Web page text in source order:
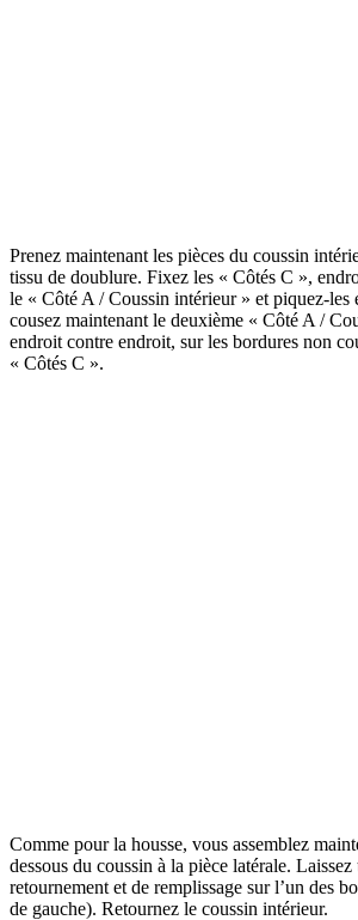
Prenez maintenant les pièces du coussin
tissu de doublure. Fixez les « Côtés C »,
le « Côté A / Coussin intérieur » et piquez-les
cousez maintenant le deuxième « Côté A /
endroit contre endroit, sur les bordures non
« Côtés C ».
Comme pour la housse, vous assemblez
dessous du coussin à la pièce latérale.
retournement et de remplissage sur l’un des
de gauche). Retournez le coussin intérieur.